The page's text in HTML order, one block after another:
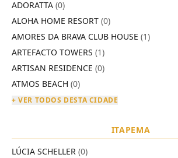
ADORATTA (0)
ALOHA HOME RESORT (0)
AMORES DA BRAVA CLUB HOUSE (1)
ARTEFACTO TOWERS (1)
ARTISAN RESIDENCE (0)
ATMOS BEACH (0)
+ VER TODOS DESTA CIDADE
ITAPEMA
LÚCIA SCHELLER (0)